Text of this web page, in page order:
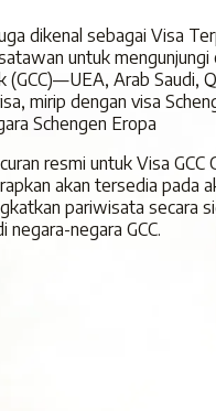
dikenal sebagai Visa
untuk mengunjungi
(GCC)—UEA, Arab Saudi,
mirip dengan visa
Schengen Eropa
resmi untuk Visa GCC
akan tersedia pada
pariwisata secara
negara GCC.